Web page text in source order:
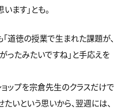
ます」とも。
道徳の授業で生まれた課題が、
ったみたいですね」と手応えを
ップを宗倉先生のクラスだけで
いという思いから、翌週には、